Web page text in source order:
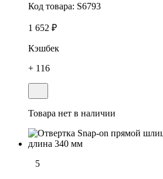
Код товара: S6793
1 652 ₽
Кэшбек
+ 116
Товара нет в наличии
5